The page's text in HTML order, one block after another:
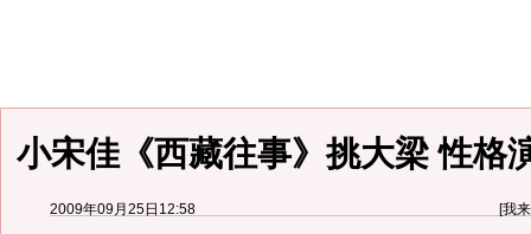
小宋佳《西藏往事》挑大梁 性格
2009年09月25日12:58 [我